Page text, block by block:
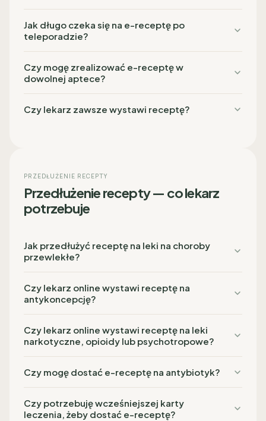
Jak długo czeka się na e-receptę po
teleporadzie?
Czy mogę zrealizować e-receptę w
dowolnej aptece?
Czy lekarz zawsze wystawi receptę?
PRZEDŁUŻENIE RECEPTY
Przedłużenie recepty — co lekarz
potrzebuje
Jak przedłużyć receptę na leki na choroby
przewlekłe?
Czy lekarz online wystawi receptę na
antykoncepcję?
Czy lekarz online wystawi receptę na leki
narkotyczne, opioidy lub psychotropowe?
Czy mogę dostać e-receptę na antybiotyk?
Czy potrzebuję wcześniejszej karty
leczenia, żeby dostać e-receptę?